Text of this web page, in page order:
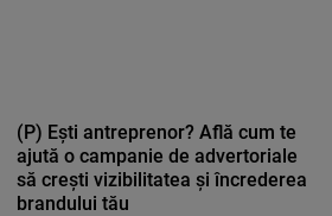
(P) Ești antreprenor? Află cum te
ajută o campanie de advertoriale
să crești vizibilitatea și încrederea
brandului tău